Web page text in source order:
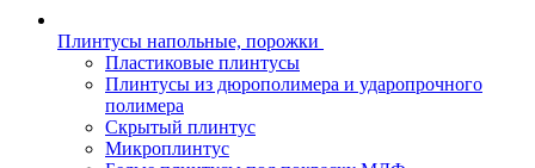
Плинтусы напольные, порожки
Пластиковые плинтусы
Плинтусы из дюрополимера и ударопрочного
полимера
Скрытый плинтус
Микроплинтус